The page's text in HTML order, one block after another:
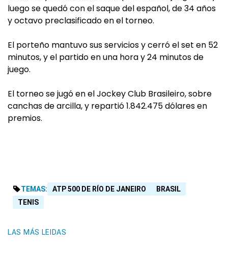
luego se quedó con el saque del español, de 34 años
y octavo preclasificado en el torneo.
El porteño mantuvo sus servicios y cerró el set en 52
minutos, y el partido en una hora y 24 minutos de
juego.
El torneo se jugó en el Jockey Club Brasileiro, sobre
canchas de arcilla, y repartió 1.842.475 dólares en
premios.
TEMAS: ATP 500 DE RÍO DE JANEIRO
BRASIL
TENIS
LAS MÁS LEIDAS